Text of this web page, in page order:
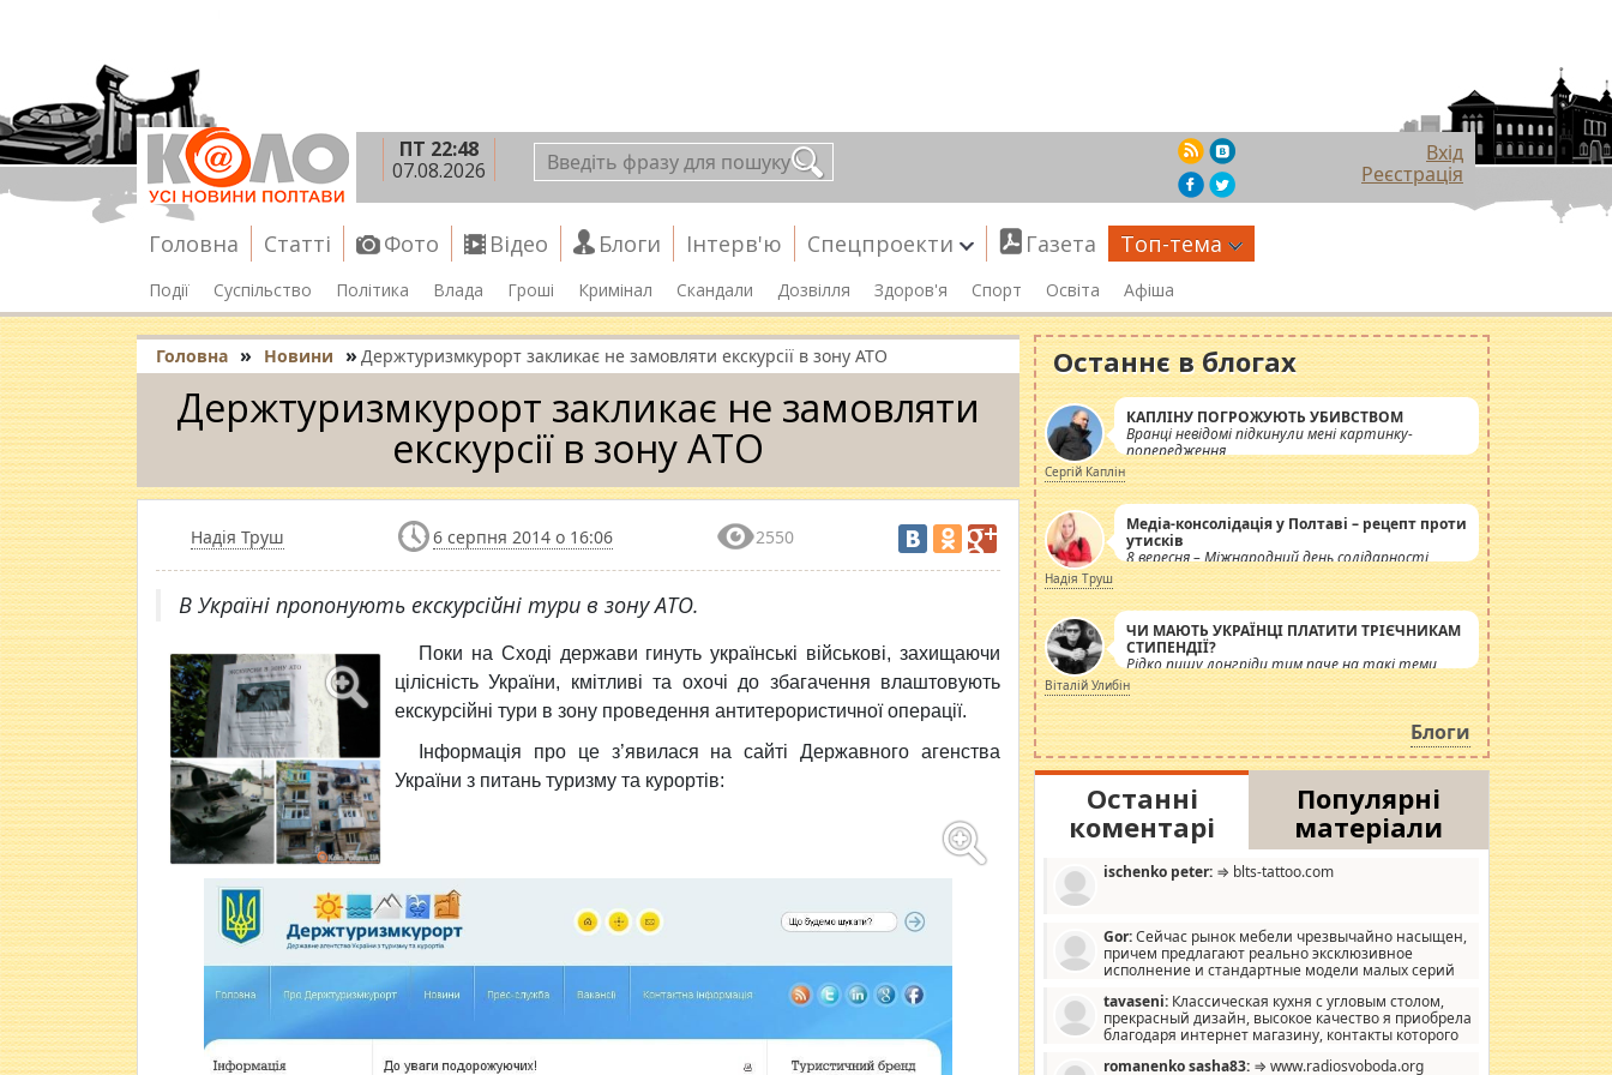
ПТ 22:48
07.08.2026
Вхід
Реєстрація
Головна Статті Фото Відео Блоги Інтерв'ю Спецпроекти Газета Топ-тема
Події Суспільство Політика Влада Гроші Кримінал Скандали Дозвілля Здоров'я Спорт Освіта Афіша
Головна » Новини » Держтуризмкурорт закликає не замовляти екскурсії в зону АТО
Держтуризмкурорт закликає не замовляти
екскурсії в зону АТО
Надія Труш 6 серпня 2014 о 16:06 2550
В Україні пропонують екскурсійні тури в зону АТО.
Поки на Сході держави гинуть українські військові, захищаючи
цілісність України, кмітливі та охочі до збагачення влаштовують
екскурсійні тури в зону проведення антитерористичної операції.
Інформація про це з’явилася на сайті Державного агенства
України з питань туризму та курортів:
Останнє в блогах
КАПЛІНУ ПОГРОЖУЮТЬ УБИВСТВОМ
Вранці невідомі підкинули мені картинку-
попередження
Сергій Каплін
Медіа-консолідація у Полтаві – рецепт проти
утисків
8 вересня – Міжнародний день солідарності
журналістів.
Надія Труш
ЧИ МАЮТЬ УКРАЇНЦІ ПЛАТИТИ ТРІЄЧНИКАМ
СТИПЕНДІЇ?
Рідко пишу лонгріди тим паче на такі теми,
але вже просто дістало! Обурюють сьогоднішні
інсенуації навколо стипендіального питання.
Штучно роздувається ще одна соціальна
катастрофа.
Віталій Улибін
Блоги
Останні
коментарі
Популярні
матеріали
ischenko peter: ⇒ blts-tattoo.com
Gor:Сейчас рынок мебели чрезвычайно насыщен,
причем предлагают реально эксклюзивное
исполнение и стандартные модели малых серий
дизайну, мало походит на стандартные формы, в MebelOk,
креативненько и что главное - со вкусом все в порядке,
без ненужных наворотов удорожающих мебель, а это не
tavaseni: Классическая кухня с угловым столом,
прекрасный дизайн, высокое качество я приобрела
благодаря интернет магазину, контакты которого
romanenko sasha83: ⇒ www.radiosvoboda.org